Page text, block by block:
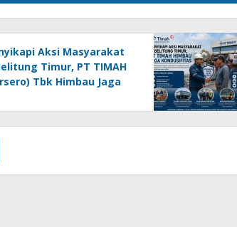
Aksi Masyarakat
Timur, PT TIMAH
Tbk Himbau Jaga